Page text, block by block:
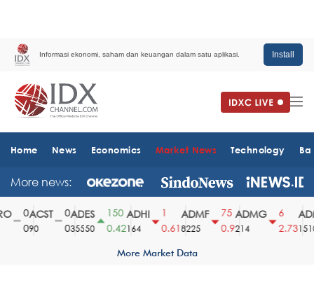
Informasi ekonomi, saham dan keuangan dalam satu aplikasi. Install
Home News Economics Market News Technology
More news:
ACST
90
ADES
35550
150
0.42
ADHI
164
0.61
ADMF
8225
75
0.9
ADMG
214
2.731510
More Market Data